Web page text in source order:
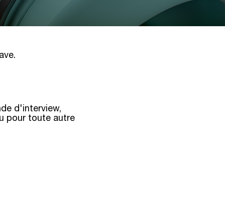
d'interview,
pour toute autre